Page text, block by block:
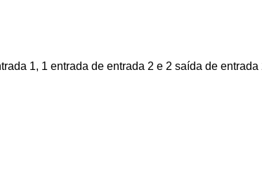
1, 1 entrada de entrada 2 e 2 saída de